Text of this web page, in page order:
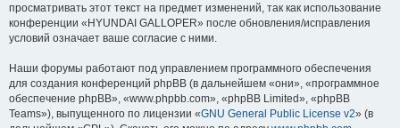
просматривать этот текст на предмет изменений, так как использование
конференции «HYUNDAI GALLOPER» после обновления/исправления
условий означает ваше согласие с ними.
Наши форумы работают под управлением программного обеспечения
для создания конференций phpBB (в дальнейшем «они», «программное
обеспечение phpBB», «www.phpbb.com», «phpBB Limited», «phpBB
Teams»), выпущенного по лицензии «GNU General Public License v2» (в